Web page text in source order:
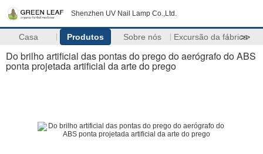
Shenzhen UV Nail Lamp Co.,Ltd.
Casa Produtos Sobre nós Excursão da fábrica
>>
Do brilho artificial das pontas do prego do aerógrafo do ABS
ponta projetada artificial da arte do prego